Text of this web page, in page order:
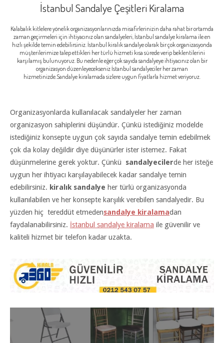
İstanbul Sandalye Çeşitleri Kiralama
Kalabalık kitlelere yönelik organizasyonlarınızda misafirlerinizin daha rahat bir ortamda
zaman geçirmeleri için ihtiyacınız olan sandalyeleri, İstanbul sandalye kiralama ile en
hızlı şekilde temin edebilirsiniz. İstanbul kiralık sandalye olarak bir çok organizasyonda
müşterilerimize talep ettikleri her türlü hizmeti kısa sürede verip beklentilerini
karşılamış bulunuyoruz. Bu nedenle eğer çok sayıda sandalyeye ihtiyacınız olan bir
organizasyon düzenleyecekseniz İstanbul sandalyeciler her zaman
hizmetinizde.Sandalye kiralamada sizlere uygun fiyatlarla hizmet veriyoruz.
Organizasyonlarda kullanılacak sandalyeler her zaman
organizasyon sahiplerini düşündür. Çünkü istediğiniz modelde
istediğiniz konsepte uygun çok sayıda sandalye temin edebilmek
çok da kolay değildir diye düşünürler ister istemez. Fakat
düşünmelerine gerek yoktur. Çünkü
sandalyecilerde her isteğe
uygun her ihtiyacı karşılayabilecek kadar sandalye temin
edebilirsiniz. kiralık sandalye her türlü organizasyonda
kullanılabilen ve her konsepte karşılık verebilen sandalyedir. Bu
yüzden hiç tereddüt etmedensandalye kiralamadan
faydalanabilirsiniz. İstanbul sandalye kiralama ile güvenilir ve
kaliteli hizmet bir telefon kadar uzakta.